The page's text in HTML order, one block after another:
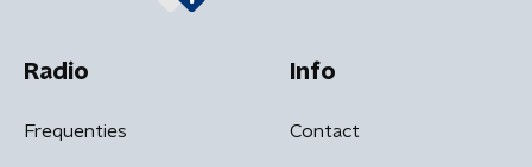
Radio
Frequenties
Info
Contact